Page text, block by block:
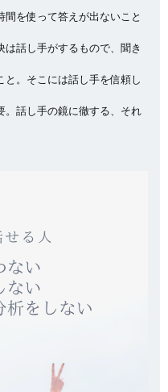
を使って答えが出ないこと
話し手がするもので、聞き
。そこには話し手を信頼し
。話し手の鏡に徹する、それ